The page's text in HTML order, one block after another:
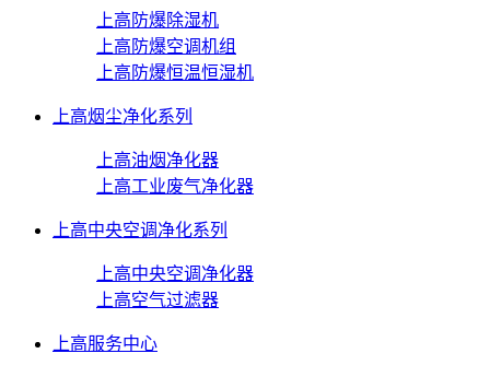
上高防爆除湿机
上高防爆空调机组
上高防爆恒温恒湿机
上高烟尘净化系列
上高油烟净化器
上高工业废气净化器
上高中央空调净化系列
上高中央空调净化器
上高空气过滤器
上高服务中心